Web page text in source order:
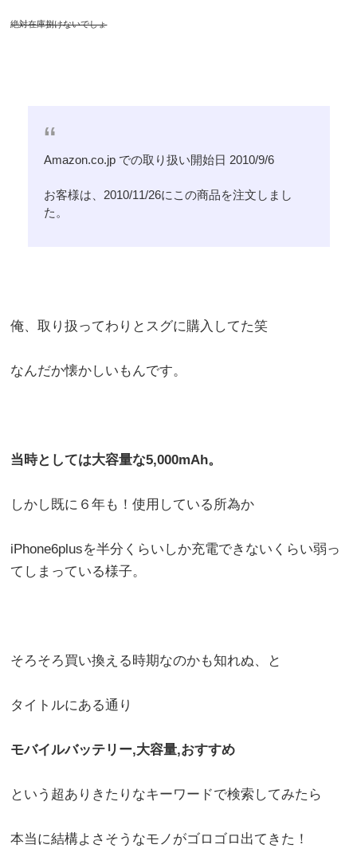
絶対在庫捌けないでしょ
Amazon.co.jp での取り扱い開始日 2010/9/6
お客様は、2010/11/26にこの商品を注文しまし
た。
俺、取り扱ってわりとスグに購入してた笑
なんだか懐かしいもんです。
当時としては大容量な5,000mAh。
しかし既に６年も！使用している所為か
iPhone6plusを半分くらいしか充電できないくらい弱っ
てしまっている様子。
そろそろ買い換える時期なのかも知れぬ、と
タイトルにある通り
モバイルバッテリー,大容量,おすすめ
という超ありきたりなキーワードで検索してみたら
本当に結構よさそうなモノがゴロゴロ出てきた！